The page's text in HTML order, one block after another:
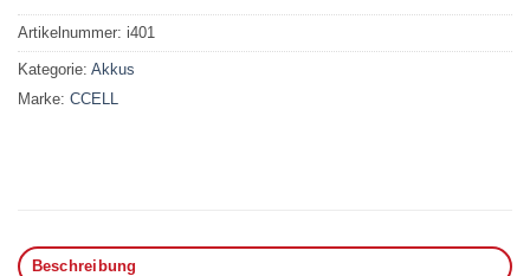
Artikelnummer: i401
Kategorie: Akkus
Marke: CCELL
Beschreibung